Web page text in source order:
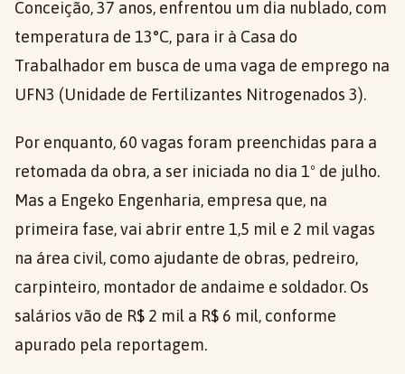
Conceição, 37 anos, enfrentou um dia nublado, com
temperatura de 13°C, para ir à Casa do
Trabalhador em busca de uma vaga de emprego na
UFN3 (Unidade de Fertilizantes Nitrogenados 3).
Por enquanto, 60 vagas foram preenchidas para a
retomada da obra, a ser iniciada no dia 1º de julho.
Mas a Engeko Engenharia, empresa que, na
primeira fase, vai abrir entre 1,5 mil e 2 mil vagas
na área civil, como ajudante de obras, pedreiro,
carpinteiro, montador de andaime e soldador. Os
salários vão de R$ 2 mil a R$ 6 mil, conforme
apurado pela reportagem.